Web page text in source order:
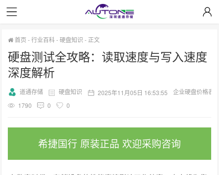
首页 -行业百科-硬盘知识 - 正文
硬盘测试全攻略：读取速度与写入速度
深度解析
道通存储 硬盘知识 2025年11月05日 16:53:55
企业硬盘价格表
1790
0 0
希捷国行 原装正品 欢迎采购咨询